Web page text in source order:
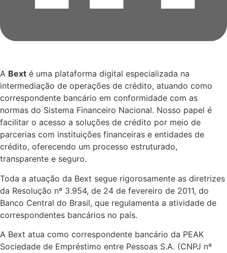
A Bext é uma plataforma digital especializada na
intermediação de operações de crédito, atuando como
correspondente bancário em conformidade com as
normas do Sistema Financeiro Nacional. Nosso papel é
facilitar o acesso a soluções de crédito por meio de
parcerias com instituições financeiras e entidades de
crédito, oferecendo um processo estruturado,
transparente e seguro.
Toda a atuação da Bext segue rigorosamente as diretrizes
da Resolução nº 3.954, de 24 de fevereiro de 2011, do
Banco Central do Brasil, que regulamenta a atividade de
correspondentes bancários no país.
A Bext atua como correspondente bancário da PEAK
Sociedade de Empréstimo entre Pessoas S.A. (CNPJ nº